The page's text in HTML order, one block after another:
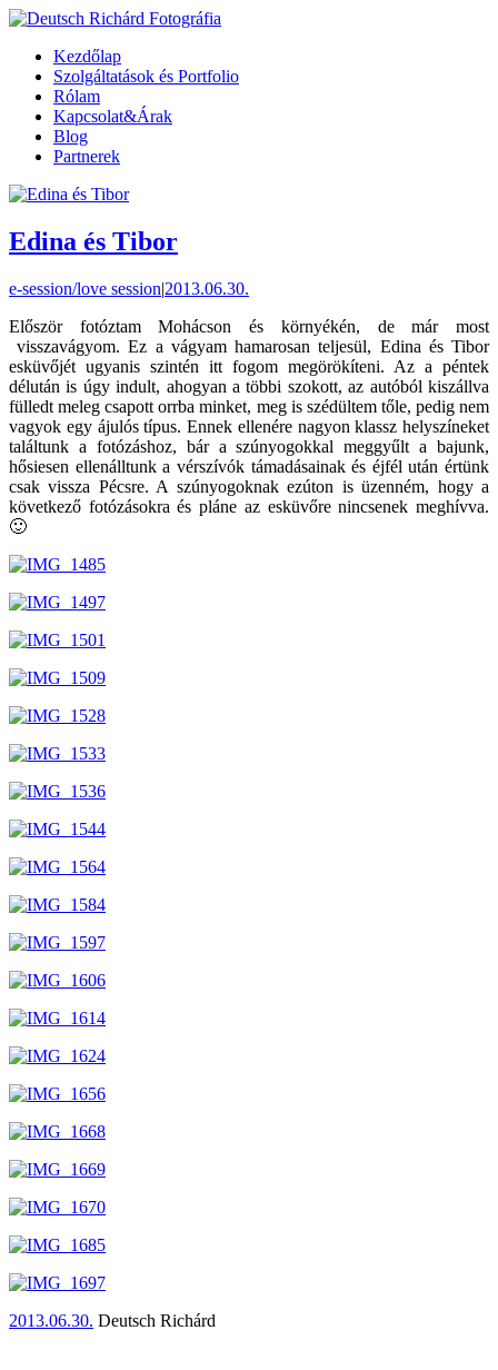
Kezdőlap
Szolgáltatások és Portfolio
Rólam
Kapcsolat&Árak
Blog
Partnerek
Edina és Tibor
e-session/love session|2013.06.30.
Először fotóztam Mohácson és környékén, de már most
visszavágyom. Ez a vágyam hamarosan teljesül, Edina és Tibor
esküvőjét ugyanis szintén itt fogom megörökíteni. Az a péntek
délután is úgy indult, ahogyan a többi szokott, az autóból kiszállva
fülledt meleg csapott orrba minket, meg is szédültem tőle, pedig nem
vagyok egy ájulós típus. Ennek ellenére nagyon klassz helyszíneket
találtunk a fotózáshoz, bár a szúnyogokkal meggyűlt a bajunk,
hősiesen ellenálltunk a vérszívók támadásainak és éjfél után értünk
csak vissza Pécsre. A szúnyogoknak ezúton is üzenném, hogy a
következő fotózásokra és pláne az esküvőre nincsenek meghívva.
🙂
2013.06.30. Deutsch Richárd